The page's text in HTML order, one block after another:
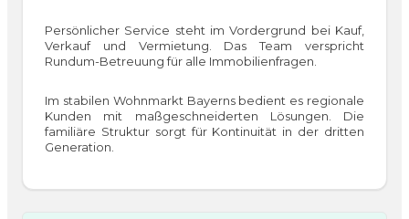
Persönlicher Service steht im Vordergrund bei Kauf,
Verkauf und Vermietung. Das Team verspricht
Rundum-Betreuung für alle Immobilienfragen.
Im stabilen Wohnmarkt Bayerns bedient es regionale
Kunden mit maßgeschneiderten Lösungen. Die
familiäre Struktur sorgt für Kontinuität in der dritten
Generation.